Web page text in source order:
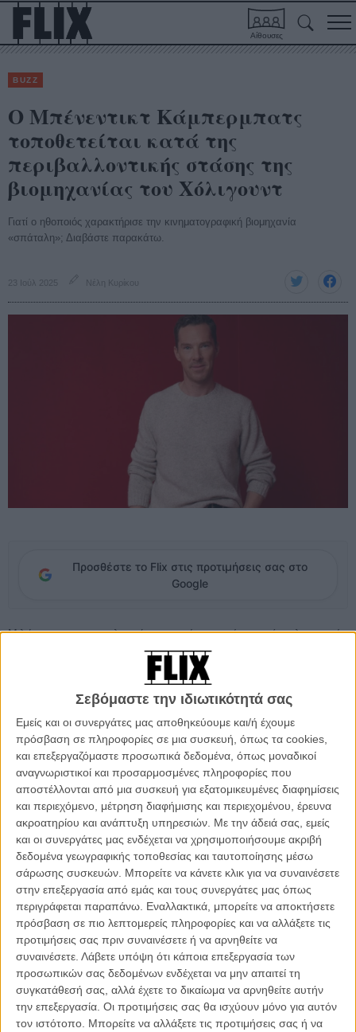
Σεβόμαστε την ιδιωτικότητά σας
Εμείς και οι συνεργάτες μας αποθηκεύουμε και/ή έχουμε
πρόσβαση σε πληροφορίες σε μια συσκευή, όπως τα cookies,
και επεξεργαζόμαστε προσωπικά δεδομένα, όπως μοναδικοί
αναγνωριστικοί και προσαρμοσμένες πληροφορίες που
αποστέλλονται από μια συσκευή για εξατομικευμένες διαφημίσεις
και περιεχόμενο, μέτρηση διαφήμισης και περιεχομένου, έρευνα
ακροατηρίου και ανάπτυξη υπηρεσιών. Με την άδειά σας, εμείς
και οι συνεργάτες μας ενδέχεται να χρησιμοποιήσουμε ακριβή
δεδομένα γεωγραφικής τοποθεσίας και ταυτοποίησης μέσω
σάρωσης συσκευών. Μπορείτε να κάνετε κλικ για να συναινέσετε
στην επεξεργασία από εμάς και τους συνεργάτες μας όπως
περιγράφεται παραπάνω. Εναλλακτικά, μπορείτε να αποκτήσετε
πρόσβαση σε πιο λεπτομερείς πληροφορίες και να αλλάξετε τις
προτιμήσεις σας πριν συναινέσετε ή να αρνηθείτε να
συναινέσετε. Λάβετε υπόψη ότι κάποια επεξεργασία των
προσωπικών σας δεδομένων ενδέχεται να μην απαιτεί τη
συγκατάθεσή σας, αλλά έχετε το δικαίωμα να αρνηθείτε αυτήν
την επεξεργασία. Οι προτιμήσεις σας θα ισχύουν μόνο για αυτόν
τον ιστότοπο. Μπορείτε να αλλάξετε τις προτιμήσεις σας ή να
Αίθουσες
BUZZ
Ο Μπένεντικτ Κάμπερμπατς
τοποθετείται κατά της
περιβαλλοντικής στάσης της
βιομηχανίας του Χόλιγουντ
Γιατί ο ηθοποιός χαρακτήρισε την κινηματογραφική βιομηχανία
«σπάταλη»; Διαβάστε παρακάτω.
23 Ιούλ 2025 Νέλη Κυρίκου
Προσθέστε το Flix στις προτιμήσεις σας στο
Google
Μιλώντας για τις οικολογικές ανησυχίες του γύρω από τη λειτουργία
της κινηματογραφικής βιομηχανίας, ο Μπένεντικτ Κάμπερμπατς δεν
δίστασε να χαρακτηρίσει το Χόλιγουντ ως μία «εξαιρετικά σπάταλη»
βιομηχανία. Συγκεκριμένα σε πρόσφατη εμφάνισή του στο podcast
«Ruthie’s Table 4», ο Βρετανός ηθοποιός μίλησε ανοιχτά για τις
εμπειρίες του από τα παρασκήνια των χολιγουντιανών παραγωγών.
Διαβάστε ακόμη:
Το «Βασικό Ενστικτο» επιστρέφει: Ο Τζο
Εστερχας ετοιμάζει reboot με «αντι-woke» προσέγγιση
Παρόλο που αναγνώρισε ότι οι ηθοποιοί συχνά επικρίνονται όταν
εκφράζουν άποψη για θέματα όπως η κλιματική αλλαγή ή η
καταναλωτική υπερβολή, δεδομένου ότι προέρχονται από έναν
χώρο που συνδέεται άρρηκτα με ένα έντονα ζημιογόνο
περιβαλλοντικό αποτύπωμα, εξήγησε πως δεν έχει σκοπό να
αφήσει το παραπάνω στερεότυπο να εμποδίσει την προσπάθειά
του να φέρει θετική αλλαγή. «Σκεφτείτε τα σκηνικά που
κατασκευάζονται και μετά δεν ανακυκλώνονται, τις μεταφορές, τα
φώτα, τη στέγαση. Η ενέργεια που χρειάζεται για να δημιουργηθεί
τεχνητό φως ημέρας σε ένα στούντιο είναι τεράστια», ανέφερε
μεταξύ άλλων.